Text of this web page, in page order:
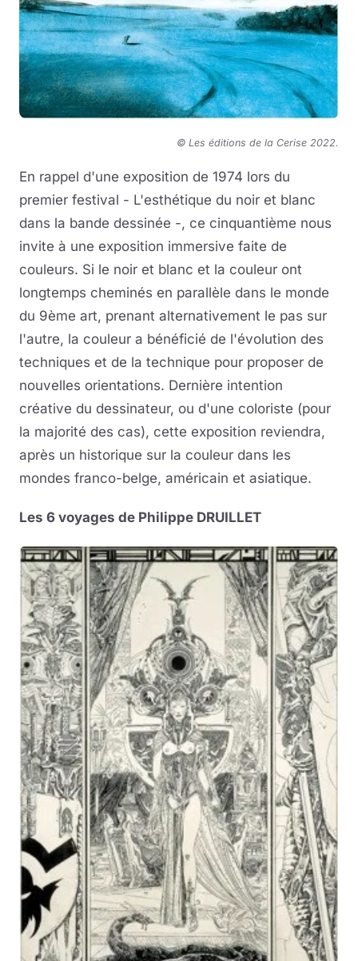
© Les éditions de la Cerise 2022.
En rappel d'une exposition de 1974 lors du
premier festival - L'esthétique du noir et blanc
dans la bande dessinée -, ce cinquantième nous
invite à une exposition immersive faite de
couleurs. Si le noir et blanc et la couleur ont
longtemps cheminés en parallèle dans le monde
du 9ème art, prenant alternativement le pas sur
l'autre, la couleur a bénéficié de l'évolution des
techniques et de la technique pour proposer de
nouvelles orientations. Dernière intention
créative du dessinateur, ou d'une coloriste (pour
la majorité des cas), cette exposition reviendra,
après un historique sur la couleur dans les
mondes franco-belge, américain et asiatique.
Les 6 voyages de Philippe DRUILLET